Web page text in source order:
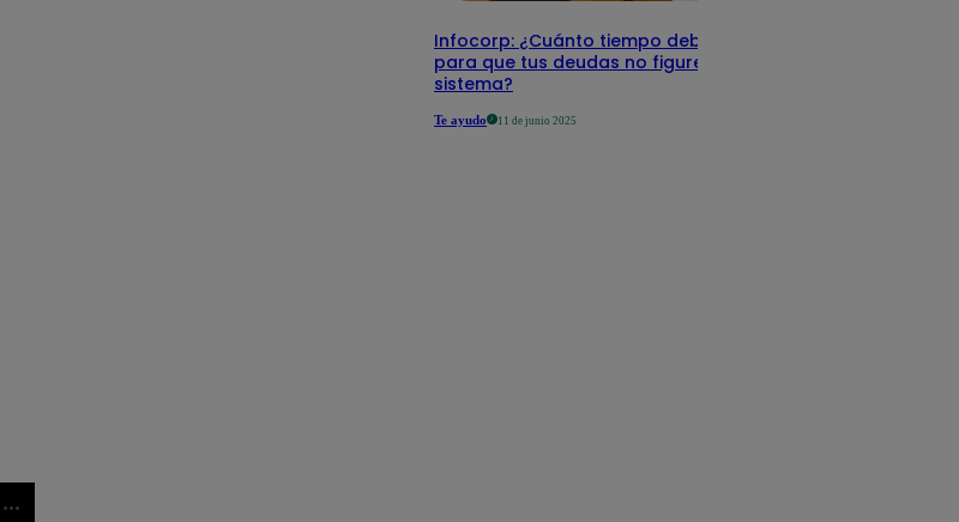
Infocorp: ¿Cuánto tiempo debe pasar
para que tus deudas no figuren en su
sistema?
Te ayudo 11 de junio 2025